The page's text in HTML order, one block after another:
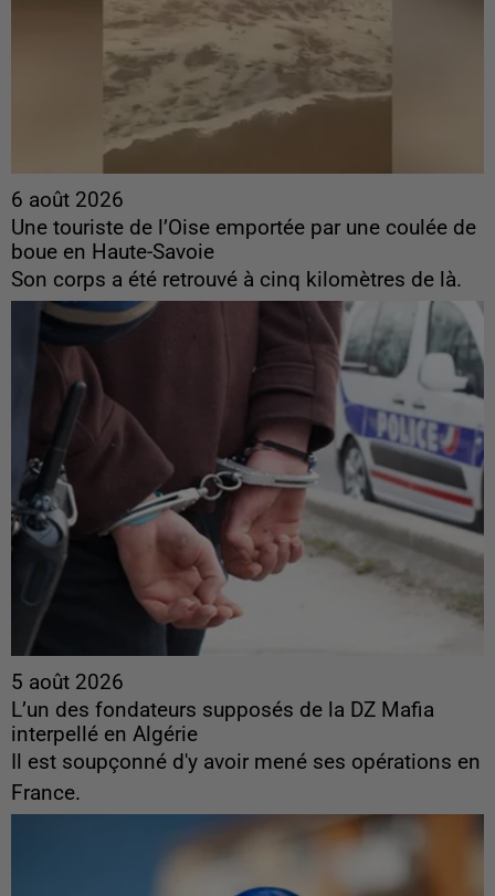
6 août 2026
Une touriste de l’Oise emportée par une coulée de
boue en Haute-Savoie
Son corps a été retrouvé à cinq kilomètres de là.
5 août 2026
L’un des fondateurs supposés de la DZ Mafia
interpellé en Algérie
Il est soupçonné d'y avoir mené ses opérations en
France.